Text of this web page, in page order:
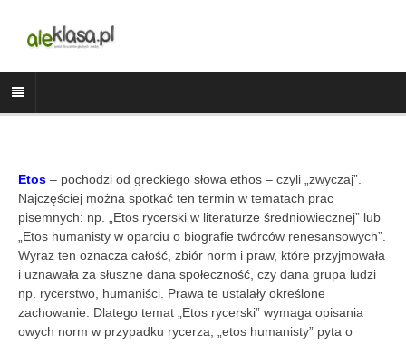
Etos – pochodzi od greckiego słowa ethos – czyli „zwyczaj”.
Najczęściej można spotkać ten termin w tematach prac
pisemnych: np. „Etos rycerski w literaturze średniowiecznej” lub
„Etos humanisty w oparciu o biografie twórców renesansowych”.
Wyraz ten oznacza całość, zbiór norm i praw, które przyjmowała
i uznawała za słuszne dana społeczność, czy dana grupa ludzi
np. rycerstwo, humaniści. Prawa te ustalały określone
zachowanie. Dlatego temat „Etos rycerski” wymaga opisania
owych norm w przypadku rycerza, „etos humanisty” pyta o